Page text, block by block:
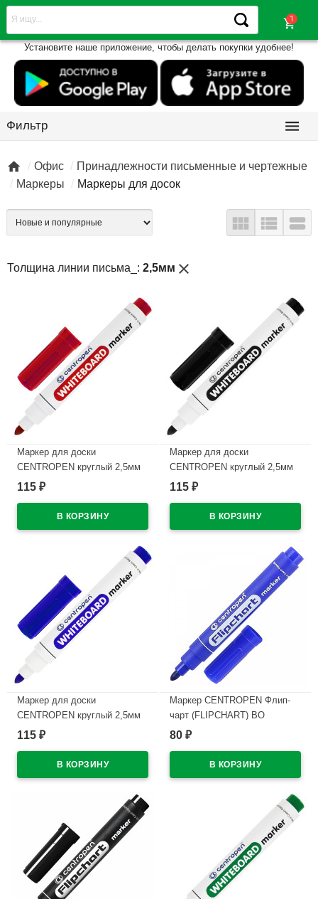
shopping_cart
Установите наше приложение, чтобы делать покупки удобнее!
Фильтр 
 Офис
Принадлежности письменные и чертежные
Маркеры
Маркеры для досок
  
Толщина линии письма_: 2,5мм close
Маркер для доски
CENTROPEN круглый 2,5мм
красный арт.8559/1К
115 ₽
Маркер для доски
CENTROPEN круглый 2,5мм
черный арт.8559/1Ч
115 ₽
Маркер для доски
CENTROPEN круглый 2,5мм
синий арт.8559/1С/8569
115 ₽
Маркер CENTROPEN Флип-
чарт (FLIPCHART) ВО
круглый 2,5мм синий
80 ₽